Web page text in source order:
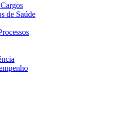
de Saúde